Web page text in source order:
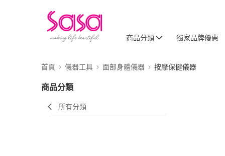
商品分類 獨家品牌優惠
首頁 儀器工具 面部身體儀器 按摩保健儀器
商品分類
所有分類